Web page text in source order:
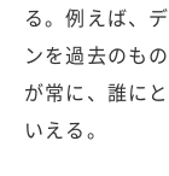
る。例えば、
ンを過去のも
が常に、誰に
いえる。